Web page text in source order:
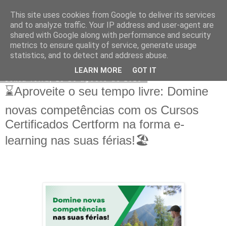
CERTFORM
⌛Aproveite o seu tempo livre: Domine
novas competências com os Cursos
Certificados Certform na forma e-
learning nas suas férias!🏖️
This site uses cookies from Google to deliver its services
and to analyze traffic. Your IP address and user-agent are
shared with Google along with performance and security
metrics to ensure quality of service, generate usage
statistics, and to detect and address abuse.
LEARN MORE GOT IT